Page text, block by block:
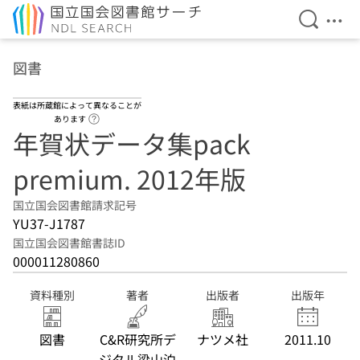
検索を
メ
図書
表紙は所蔵館によって異なることが
あります
年賀状データ集pack
premium. 2012年版
国立国会図書館請求記号
YU37-J1787
国立国会図書館書誌ID
000011280860
資料種別
図書
著者
C&R研究所デ
出版者
ナツメ社
出版年
2011.10